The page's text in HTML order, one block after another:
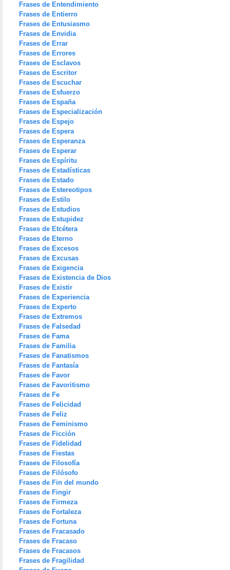
Frases de Entendimiento
Frases de Entierro
Frases de Entusiasmo
Frases de Envidia
Frases de Errar
Frases de Errores
Frases de Esclavos
Frases de Escritor
Frases de Escuchar
Frases de Esfuerzo
Frases de España
Frases de Especialización
Frases de Espejo
Frases de Espera
Frases de Esperanza
Frases de Esperar
Frases de Espíritu
Frases de Estadísticas
Frases de Estado
Frases de Estereotipos
Frases de Estilo
Frases de Estudios
Frases de Estupidez
Frases de Etcétera
Frases de Eterno
Frases de Excesos
Frases de Excusas
Frases de Exigencia
Frases de Existencia de Dios
Frases de Existir
Frases de Experiencia
Frases de Experto
Frases de Extremos
Frases de Falsedad
Frases de Fama
Frases de Familia
Frases de Fanatismos
Frases de Fantasía
Frases de Favor
Frases de Favoritismo
Frases de Fe
Frases de Felicidad
Frases de Feliz
Frases de Feminismo
Frases de Ficción
Frases de Fidelidad
Frases de Fiestas
Frases de Filosofía
Frases de Filósofo
Frases de Fin del mundo
Frases de Fingir
Frases de Firmeza
Frases de Fortaleza
Frases de Fortuna
Frases de Fracasado
Frases de Fracaso
Frases de Fracasos
Frases de Fragilidad